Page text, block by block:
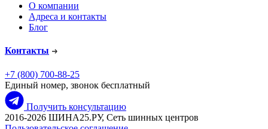
О компании
Адреса и контакты
Блог
Контакты
+7 (800) 700-88-25
Единый номер, звонок бесплатный
Получить консультацию
2016-2026 ШИНА25.РУ, Сеть шинных центров